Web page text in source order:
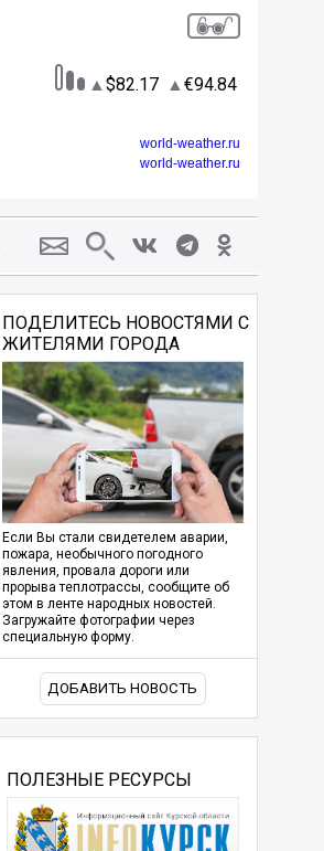
82.17 94.84
world-weather.ru
world-weather.ru
ПОДЕЛИТЕСЬ НОВОСТЯМИ С
ЖИТЕЛЯМИ ГОРОДА
Если Вы стали свидетелем аварии,
пожара, необычного погодного
явления, провала дороги или
прорыва теплотрассы, сообщите об
этом в ленте народных новостей.
Загружайте фотографии через
специальную форму.
ДОБАВИТЬ НОВОСТЬ
ПОЛЕЗНЫЕ РЕСУРСЫ